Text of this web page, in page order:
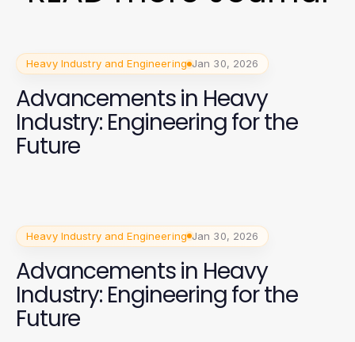
Heavy Industry and Engineering Jan 30, 2026
Advancements in Heavy
Industry: Engineering for the
Future
Heavy Industry and Engineering Jan 30, 2026
Advancements in Heavy
Industry: Engineering for the
Future